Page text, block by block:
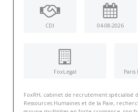
CDI 04-08-2026
FoxLegal Paris
FoxRH, cabinet de recrutement spécialisé
Ressources Humaines et de la Paie,